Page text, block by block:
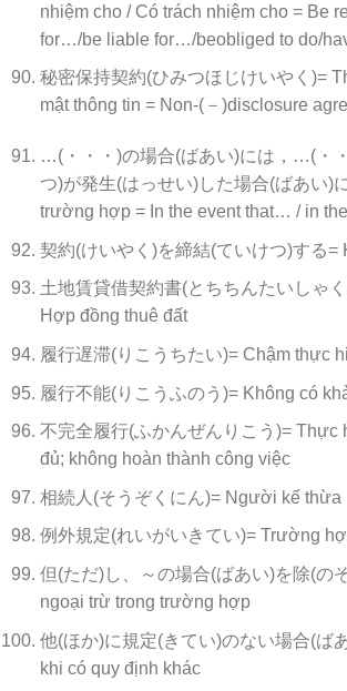
nhiệm cho / Có trách nhiệm cho = Be
for…/be liable for…/beobliged to do/
秘密保持契約(ひみつほじけいやく)=
mật thông tin = Non-(－)disclosure
…(・・・)の場合(ばあい)には，…(・
つ)が発生(はっせい)した場合(ばあい)
trường hợp = In the event that… / in
契約(けいやく)を締結(ていけつ)する=
土地賃貸借契約書(とちちんたいしゃ
Hợp đồng thuê đất
履行遅滞(りこうちたい)= Chậm thực
履行不能(りこうふのう)= Không có
不完全履行(ふかんぜんりこう)= Thực
đủ; không hoàn thành công việc
相続人(そうぞくにん)= Người kế thừa
例外規定(れいがいきてい)= Trường
但(ただ)し、～の場合(ばあい)を除(の
ngoại trừ trong trường hợp
他(ほか)に規定(きてい)のない場合(ば
khi có quy định khác